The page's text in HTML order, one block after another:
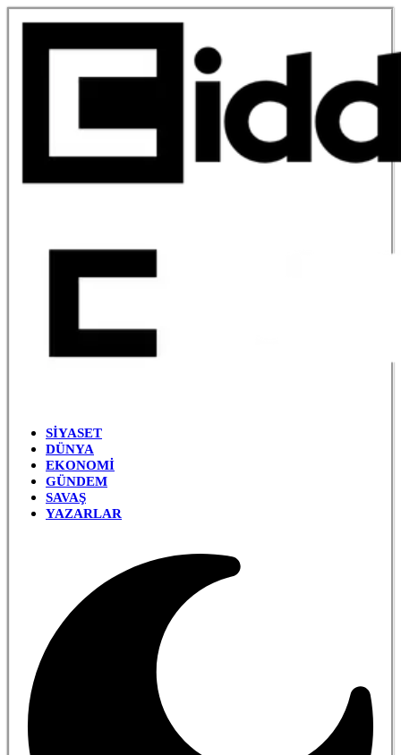
SIYASET
DÜNYA
EKONOMI
GÜNDEM
SAVAŞ
YAZARLAR